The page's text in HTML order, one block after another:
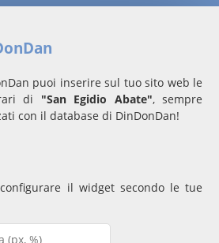
puoi inserire sul tuo sito web le
di "San Egidio Abate", sempre
con il database di DinDonDan!
il widget secondo le tue